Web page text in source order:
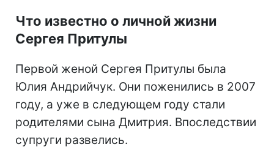
Что известно о личной жизни
Сергея Притулы
Первой женой Сергея Притулы была
Юлия Андрийчук. Они поженились в 2007
году, а уже в следующем году стали
родителями сына Дмитрия. Впоследствии
супруги развелись.